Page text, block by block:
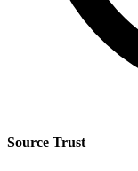
Source Trust